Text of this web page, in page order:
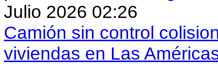
Julio 2026 02:26
Camión sin control
viviendas en Las